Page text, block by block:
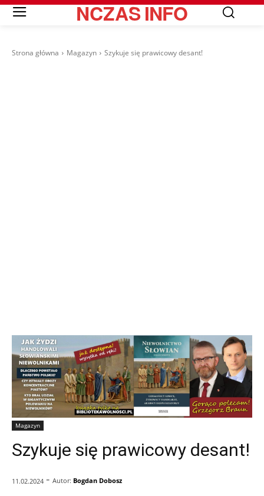
NCZASINFO
Strona główna Magazyn Szykuje się prawicowy desant!
Magazyn
Szykuje się prawicowy desant!
11.02.2024 - Autor: Bogdan Dobosz